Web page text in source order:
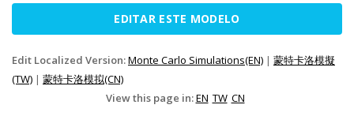
EDITAR ESTE MODELO
Edit Localized Version:Monte Carlo Simulations(EN) | 蒙特卡洛模擬
(TW) | 蒙特卡洛模拟(CN)
View this page in:EN TW CN